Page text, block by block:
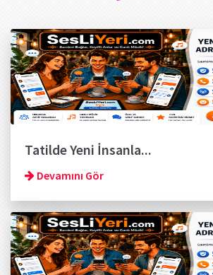
Tatilde Yeni İnsanla...
Devamını Gör